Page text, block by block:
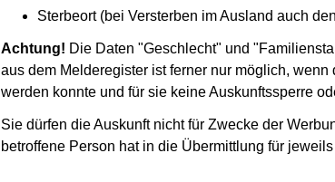
Sterbeort (bei Versterben im Ausland auch
Achtung! Die Daten "Geschlecht" und
aus dem Melderegister ist ferner nur möglich,
werden konnte und für sie keine Auskunftssperre
Sie dürfen die Auskunft nicht für Zwecke der
betroffene Person hat in die Übermittlung für